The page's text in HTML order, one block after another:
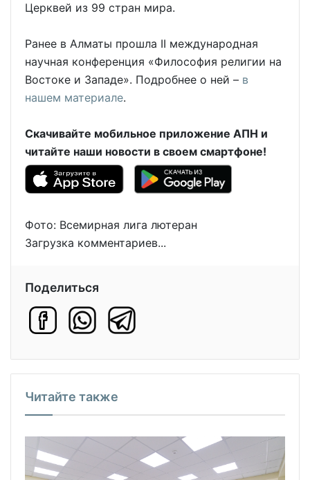
Церквей из 99 стран мира.
Ранее в Алматы прошла II международная
научная конференция «Философия религии на
Востоке и Западе». Подробнее о ней – в
нашем материале.
Скачивайте мобильное приложение АПН и
читайте наши новости в своем смартфоне!
Фото: Всемирная лига лютеран
Загрузка комментариев...
Поделиться
Читайте также